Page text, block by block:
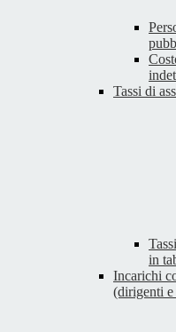
Tassi di
in
Incarichi
(dirigenti